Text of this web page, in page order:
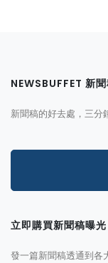
NEWSBUFFET 新
新聞稿的好去處，三分
立即購買新聞稿曝光
發一篇新聞稿透通到各